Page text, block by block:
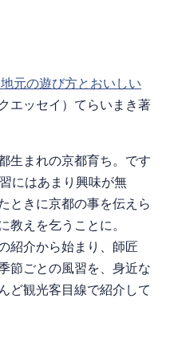
元の遊び方とおいしい
エッセイ）てらいまき著
生まれの京都育ち。です
にはあまり興味が無
ときに京都の事を伝えら
教えを乞うことに。
紹介から始まり、師匠
節ごとの風習を、身近な
ど観光客目線で紹介して